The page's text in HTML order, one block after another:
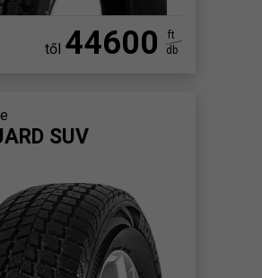
től 44600
ft
db
SUV